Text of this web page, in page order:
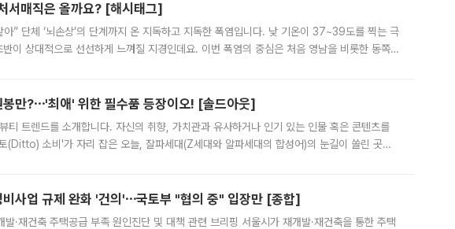
서매직은 올까요? [해시태그]
” 단체 ‘뇌손상’의 단계까지 온 지독하고 지독한 폭염입니다. 낮 기온이 37~39도를 찍는 극
이 상대적으로 선선하게 느껴질 지경인데요. 이번 폭염의 중심은 처음 영남을 비롯한 동쪽
봉만?⋯'최애' 위한 필수품 등장이오! [솔드아웃]
티 트렌드를 소개합니다. 자신의 취향, 가치관과 유사하거나 인기 있는 인물 혹은 콘텐츠를
(Ditto) 소비'가 자리 잡은 오늘, 잘파세대(Z세대와 알파세대의 합성어)의 눈길이 쏠린 곳은
비사업 규제 완화 '건의'⋯국토부 "협의 중" 입장만 [종합]
발·재건축 주택공급 부족 원인진단 및 대책 관련 브리핑 서울시가 재개발·재건축을 통한 주택